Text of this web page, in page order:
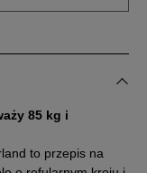
85 kg i
to przepis na